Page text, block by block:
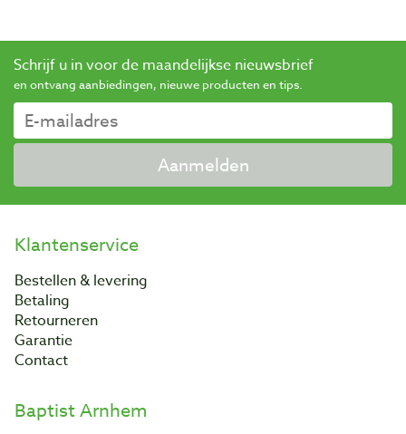
Schrijf u in voor de maandelijkse nieuwsbrief
en ontvang aanbiedingen, nieuwe producten en tips.
Aanmelden
Klantenservice
Bestellen & levering
Betaling
Retourneren
Garantie
Contact
Baptist Arnhem